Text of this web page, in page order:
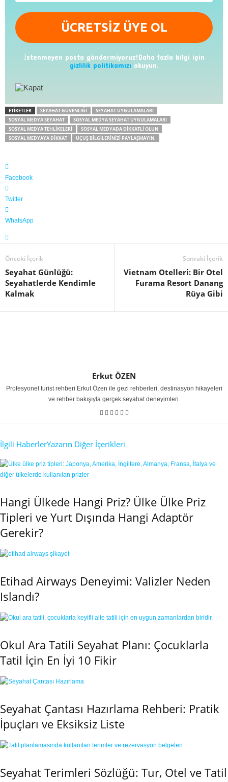
İstenmeyen posta göndermiyoruz!Daha fazla bilgi için
gizlilik politikamızı okuyun.
ETIKETLER SEYAHAT GÜVENLIĞI
SEYAHAT UYGULAMALARI
SOSYAL MEDYA SEYAHAT
SOSYAL MEDYA SEYAHAT UYGULAMALARI
SOSYAL MEDYA TEHLIKELERI
SOSYAL MEDYADA DIKKATLI OLUN
SOSYAL MEDYAYA DIKKAT
UÇUŞ BILGILERINIZI PAYLAŞMAYIN.
Facebook
Twitter
WhatsApp
Önceki İçerik
Seyahat Günlüğü:
Seyahatlerde Kendimle
Kalmak
Sonraki İçerik
Vietnam Otelleri: Bir Otel
Furama Resort Danang
Rüya Gibi
Erkut ÖZEN
Profesyonel turist rehberi Erkut Özen ile gezi rehberleri, destinasyon hikayeleri
ve rehber bakışıyla gerçek seyahat deneyimleri.
İlgili HaberlerYazarın Diğer İçerikleri
Hangi Ülkede Hangi Priz? Ülke Ülke Priz
Tipleri ve Yurt Dışında Hangi Adaptör
Gerekir?
Etihad Airways Deneyimi: Valizler Neden
Islandı?
Okul Ara Tatili Seyahat Planı: Çocuklarla
Tatil İçin En İyi 10 Fikir
Seyahat Çantası Hazırlama Rehberi: Pratik
İpuçları ve Eksiksiz Liste
Seyahat Terimleri Sözlüğü: Tur, Otel ve Tatil